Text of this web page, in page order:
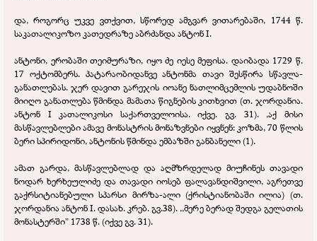
და, როგორც უკვე ვთქვით, სწორედ ამგვარ ვითარებაში, 1744 წ.
საკათალიკოზო კათედრაზე აბრძანდა ანტონ I.
ანტონი, ერობაში თეიმურაზი, იყო ძე იესე მეფისა. დაიბადა 1729 წ.
17 ოქტომბერს. პატარაობიდანვე ანტონმა თავი შესწირა სწავლა-
განათლებას. ჯერ დავით გარეჯის იოანე ნათლიმცემლის უდაბნოში
მიიღო განათლება წმინდა მამათა წიგნების კითხვით (თ. ჯორდანია.
ანტონ I კათალიკოსი საქართველოისა. იქვე. გვ. 31). ,აქ მისი
მასწავლებლები ამავე მონასტრის მონაზვნები იყვნენ: კოზმა, 70 წლის
ბერი სპირიდონი, ანტონის წმინდა ემბაზში განბანელი (1).
ამათ გარდა, მასწავლებლად და აღმზრდელად მიუჩინეს თავადი
ნოდარ ხერხეულიძე და თავადი იოსებ ფალავანდიშვილი, აგრეთვე
გაქრსიტიანებული სპარსი მირზა-ალი (ქრისტიანობაში ილია) (თ.
ჯორდანია ანტონ I. დასახ. კრებ. გვ.38). ,,მერე ბერად შედგა გელათის
მონასტერში” 1738 წ. (იქვე გვ. 31).